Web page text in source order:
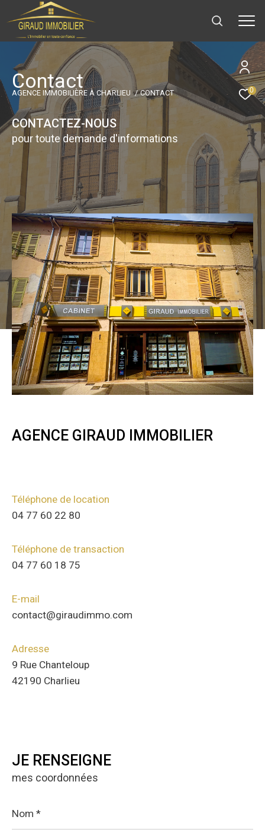
0
Contact
AGENCE IMMOBILIÈRE À CHARLIEU CONTACT
CONTACTEZ-NOUS
pour toute demande d'informations
AGENCE GIRAUD IMMOBILIER
Téléphone
04 77 60 22 80
Téléphone
04 77 60 18 75
E-mail
contact@giraudimmo.com
Adresse
9 Rue Chanteloup
42190 Charlieu
JE RENSEIGNE
mes coordonnées
*